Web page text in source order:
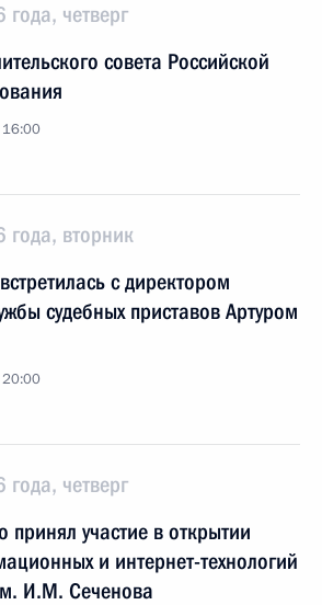
четверг
совета Российской
16:00
года, вторник
с директором
судебных приставов Артуром
20:00
четверг
принял участие в открытии
и интернет-технологий
И.М. Сеченова